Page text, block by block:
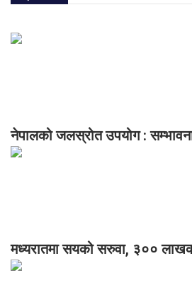
नेपालको जलस्रोत उपयोग :
मध्यरातमा सयको सरुवा, ३००